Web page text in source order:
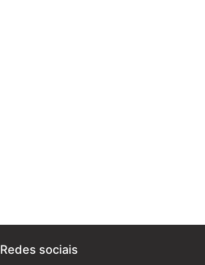
Redes sociais